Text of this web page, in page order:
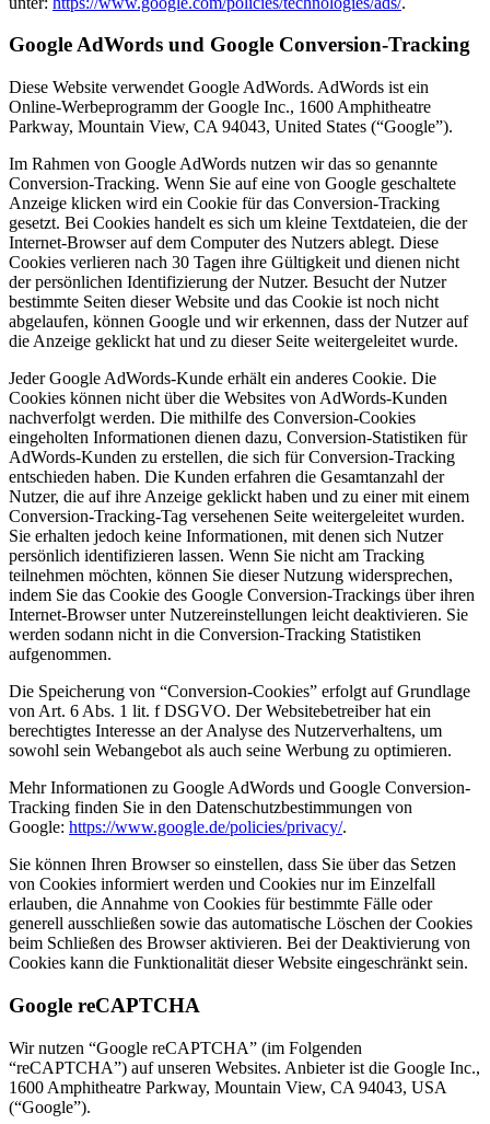
Google AdWords und Google Conversion-Tracking
Diese Website verwendet Google AdWords. AdWords ist ein
Online-Werbeprogramm der Google Inc., 1600 Amphitheatre
Parkway, Mountain View, CA 94043, United States (“Google”).
Im Rahmen von Google AdWords nutzen wir das so genannte
Conversion-Tracking. Wenn Sie auf eine von Google geschaltete
Anzeige klicken wird ein Cookie für das Conversion-Tracking
gesetzt. Bei Cookies handelt es sich um kleine Textdateien, die der
Internet-Browser auf dem Computer des Nutzers ablegt. Diese
Cookies verlieren nach 30 Tagen ihre Gültigkeit und dienen nicht
der persönlichen Identifizierung der Nutzer. Besucht der Nutzer
bestimmte Seiten dieser Website und das Cookie ist noch nicht
abgelaufen, können Google und wir erkennen, dass der Nutzer auf
die Anzeige geklickt hat und zu dieser Seite weitergeleitet wurde.
Jeder Google AdWords-Kunde erhält ein anderes Cookie. Die
Cookies können nicht über die Websites von AdWords-Kunden
nachverfolgt werden. Die mithilfe des Conversion-Cookies
eingeholten Informationen dienen dazu, Conversion-Statistiken für
AdWords-Kunden zu erstellen, die sich für Conversion-Tracking
entschieden haben. Die Kunden erfahren die Gesamtanzahl der
Nutzer, die auf ihre Anzeige geklickt haben und zu einer mit einem
Conversion-Tracking-Tag versehenen Seite weitergeleitet wurden.
Sie erhalten jedoch keine Informationen, mit denen sich Nutzer
persönlich identifizieren lassen. Wenn Sie nicht am Tracking
teilnehmen möchten, können Sie dieser Nutzung widersprechen,
indem Sie das Cookie des Google Conversion-Trackings über ihren
Internet-Browser unter Nutzereinstellungen leicht deaktivieren. Sie
werden sodann nicht in die Conversion-Tracking Statistiken
aufgenommen.
Die Speicherung von “Conversion-Cookies” erfolgt auf Grundlage
von Art. 6 Abs. 1 lit. f DSGVO. Der Websitebetreiber hat ein
berechtigtes Interesse an der Analyse des Nutzerverhaltens, um
sowohl sein Webangebot als auch seine Werbung zu optimieren.
Mehr Informationen zu Google AdWords und Google Conversion-
Tracking finden Sie in den Datenschutzbestimmungen von
Google: https://www.google.de/policies/privacy/.
Sie können Ihren Browser so einstellen, dass Sie über das Setzen
von Cookies informiert werden und Cookies nur im Einzelfall
erlauben, die Annahme von Cookies für bestimmte Fälle oder
generell ausschließen sowie das automatische Löschen der Cookies
beim Schließen des Browser aktivieren. Bei der Deaktivierung von
Cookies kann die Funktionalität dieser Website eingeschränkt sein.
Google reCAPTCHA
Wir nutzen “Google reCAPTCHA” (im Folgenden
“reCAPTCHA”) auf unseren Websites. Anbieter ist die Google Inc.,
1600 Amphitheatre Parkway, Mountain View, CA 94043, USA
(“Google”).